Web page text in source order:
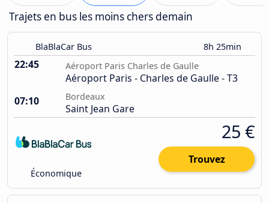
Trajets en bus les moins chers demain
BlaBlaCar Bus 8h 25min
22:45 Aéroport Paris Charles de Gaulle
Aéroport Paris - Charles de Gaulle - T3
07:10
Bordeaux
Saint Jean Gare
Économique
25 €
Trouvez